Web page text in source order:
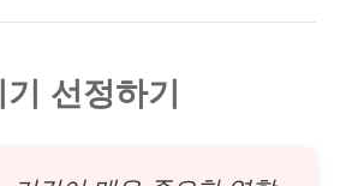
선정하기